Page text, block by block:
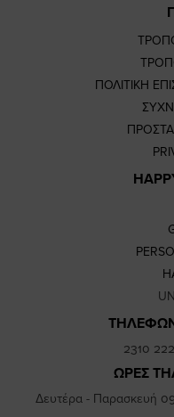
ΠΟΛΙΤΙΚΗ
2310
ΩΡΕΣ
Δευτέρα - Παρασκευή